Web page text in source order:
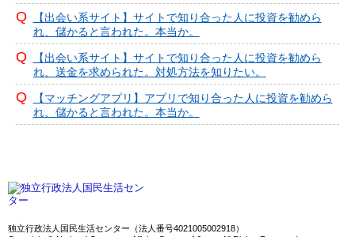
【出会い系サイト】サイトで知り合った人に投資を勧めら
れ、儲かると言われた。本当か。
【出会い系サイト】サイトで知り合った人に投資を勧めら
れ、送金を求められた。対処方法を知りたい。
【マッチングアプリ】アプリで知り合った人に投資を勧めら
れ、儲かると言われた。本当か。
独立行政法人国民生活センター（法人番号4021005002918）